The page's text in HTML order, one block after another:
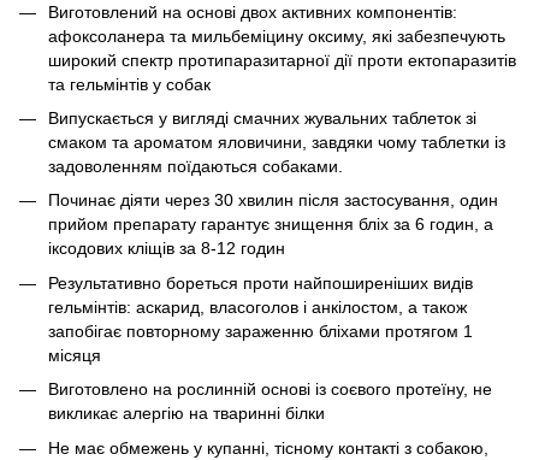
Виготовлений на основі двох активних компонентів:
афоксоланера та мильбеміцину оксиму, які забезпечують
широкий спектр протипаразитарної дії проти ектопаразитів
та гельмінтів у собак
Випускається у вигляді смачних жувальних таблеток зі
смаком та ароматом яловичини, завдяки чому таблетки із
задоволенням поїдаються собаками.
Починає діяти через 30 хвилин після застосування, один
прийом препарату гарантує знищення бліх за 6 годин, а
іксодових кліщів за 8-12 годин
Результативно бореться проти найпоширеніших видів
гельмінтів: аскарид, власоголов і анкілостом, а також
запобігає повторному зараженню бліхами протягом 1
місяця
Виготовлено на рослинній основі із соєвого протеїну, не
викликає алергію на тваринні білки
Не має обмежень у купанні, тісному контакті з собакою,